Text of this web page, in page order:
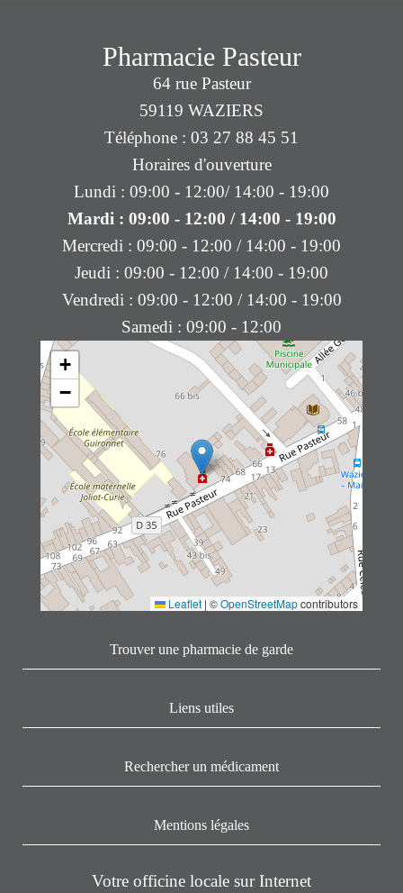
+
−
Leaflet | ©OpenStreetMapcontributors
Trouver une pharmacie de garde
Liens utiles
Rechercher un médicament
Mentions légales
Votre officine locale sur Internet
Pharmacie Pasteur
64 rue Pasteur
59119 WAZIERS
Téléphone : 03 27 88 45 51
Horaires d'ouverture
Lundi : 09:00 - 12:00/ 14:00 - 19:00
Mardi : 09:00 - 12:00 / 14:00 - 19:00
Mercredi : 09:00 - 12:00 / 14:00 - 19:00
Jeudi : 09:00 - 12:00 / 14:00 - 19:00
Vendredi : 09:00 - 12:00 / 14:00 - 19:00
Samedi : 09:00 - 12:00